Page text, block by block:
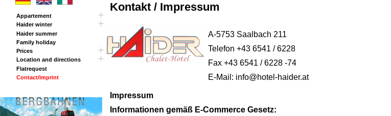
Appartement
Tour
Haider winter
Panorama card
Chalet Haider Annex
Haider summer
Family holiday
Prices
Winter Opening
Easter surprise
Summer prices
Location and directions
Rout planner
Flatrequest
Contact/imprint
Kontakt / Impressum
A-5753 Saalbach 211
Telefon +43 6541 / 6228
Fax +43 6541 / 6228 -74
E-Mail: info@hotel-haider.at
Impressum
Informationen gemäß E-Commerce Gesetz: